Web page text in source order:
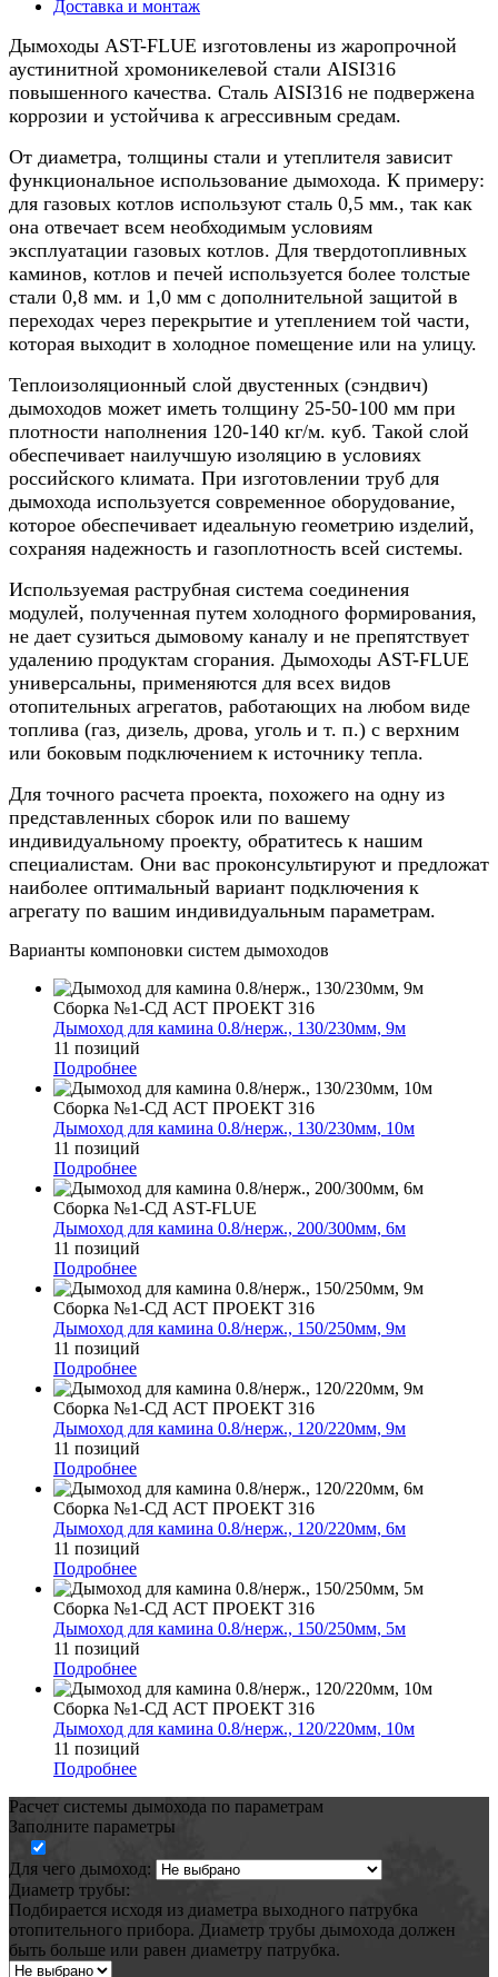
Доставка и монтаж
Дымоходы AST-FLUE изготовлены из жаропрочной
аустинитной хромоникелевой стали AISI316
повышенного качества. Сталь AISI316 не подвержена
коррозии и устойчива к агрессивным средам.
От диаметра, толщины стали и утеплителя зависит
функциональное использование дымохода. К примеру:
для газовых котлов используют сталь 0,5 мм., так как
она отвечает всем необходимым условиям
эксплуатации газовых котлов. Для твердотопливных
каминов, котлов и печей используется более толстые
стали 0,8 мм. и 1,0 мм с дополнительной защитой в
переходах через перекрытие и утеплением той части,
которая выходит в холодное помещение или на улицу.
Теплоизоляционный слой двустенных (сэндвич)
дымоходов может иметь толщину 25-50-100 мм при
плотности наполнения 120-140 кг/м. куб. Такой слой
обеспечивает наилучшую изоляцию в условиях
российского климата. При изготовлении труб для
дымохода используется современное оборудование,
которое обеспечивает идеальную геометрию изделий,
сохраняя надежность и газоплотность всей системы.
Используемая раструбная система соединения
модулей, полученная путем холодного формирования,
не дает сузиться дымовому каналу и не препятствует
удалению продуктам сгорания. Дымоходы AST-FLUE
универсальны, применяются для всех видов
отопительных агрегатов, работающих на любом виде
топлива (газ, дизель, дрова, уголь и т. п.) с верхним
или боковым подключением к источнику тепла.
Для точного расчета проекта, похожего на одну из
представленных сборок или по вашему
индивидуальному проекту, обратитесь к нашим
специалистам. Они вас проконсультируют и предложат
наиболее оптимальный вариант подключения к
агрегату по вашим индивидуальным параметрам.
Варианты компоновки систем дымоходов
Сборка №1-СД АСТ ПРОЕКТ 316
Дымоход для камина 0.8/нерж., 130/230мм, 9м
11 позиций
Подробнее
Сборка №1-СД АСТ ПРОЕКТ 316
Дымоход для камина 0.8/нерж., 130/230мм, 10м
11 позиций
Подробнее
Сборка №1-СД AST-FLUE
Дымоход для камина 0.8/нерж., 200/300мм, 6м
11 позиций
Подробнее
Сборка №1-СД АСТ ПРОЕКТ 316
Дымоход для камина 0.8/нерж., 150/250мм, 9м
11 позиций
Подробнее
Сборка №1-СД АСТ ПРОЕКТ 316
Дымоход для камина 0.8/нерж., 120/220мм, 9м
11 позиций
Подробнее
Сборка №1-СД АСТ ПРОЕКТ 316
Дымоход для камина 0.8/нерж., 120/220мм, 6м
11 позиций
Подробнее
Сборка №1-СД АСТ ПРОЕКТ 316
Дымоход для камина 0.8/нерж., 150/250мм, 5м
11 позиций
Подробнее
Сборка №1-СД АСТ ПРОЕКТ 316
Дымоход для камина 0.8/нерж., 120/220мм, 10м
11 позиций
Подробнее
Расчет системы дымохода по параметрам
Заполните параметры
Для чего дымоход:
Диаметр трубы:
Подбирается исходя из диаметра выходного патрубка
отопительного прибора. Диаметр трубы дымохода должен
быть больше или равен диаметру патрубка.